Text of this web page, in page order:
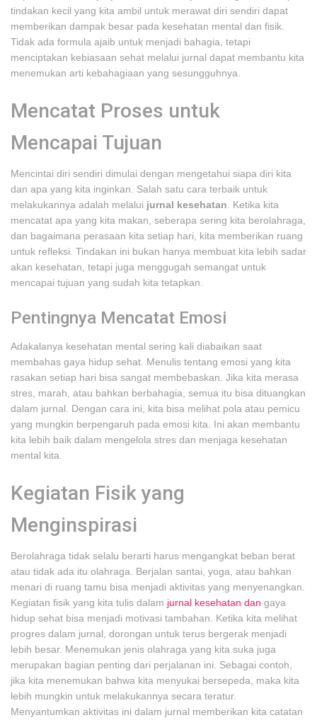
tindakan kecil yang kita ambil untuk merawat diri sendiri dapat
memberikan dampak besar pada kesehatan mental dan fisik.
Tidak ada formula ajaib untuk menjadi bahagia, tetapi
menciptakan kebiasaan sehat melalui jurnal dapat membantu kita
menemukan arti kebahagiaan yang sesungguhnya.
Mencatat Proses untuk
Mencapai Tujuan
Mencintai diri sendiri dimulai dengan mengetahui siapa diri kita
dan apa yang kita inginkan. Salah satu cara terbaik untuk
melakukannya adalah melalui jurnal kesehatan . Ketika kita
mencatat apa yang kita makan, seberapa sering kita berolahraga,
dan bagaimana perasaan kita setiap hari, kita memberikan ruang
untuk refleksi. Tindakan ini bukan hanya membuat kita lebih sadar
akan kesehatan, tetapi juga menggugah semangat untuk
mencapai tujuan yang sudah kita tetapkan.
Pentingnya Mencatat Emosi
Adakalanya kesehatan mental sering kali diabaikan saat
membahas gaya hidup sehat. Menulis tentang emosi yang kita
rasakan setiap hari bisa sangat membebaskan. Jika kita merasa
stres, marah, atau bahkan berbahagia, semua itu bisa dituangkan
dalam jurnal. Dengan cara ini, kita bisa melihat pola atau pemicu
yang mungkin berpengaruh pada emosi kita. Ini akan membantu
kita lebih baik dalam mengelola stres dan menjaga kesehatan
mental kita.
Kegiatan Fisik yang
Menginspirasi
Berolahraga tidak selalu berarti harus mengangkat beban berat
atau tidak ada itu olahraga. Berjalan santai, yoga, atau bahkan
menari di ruang tamu bisa menjadi aktivitas yang menyenangkan.
Kegiatan fisik yang kita tulis dalam jurnal kesehatan dan gaya
hidup sehat bisa menjadi motivasi tambahan. Ketika kita melihat
progres dalam jurnal, dorongan untuk terus bergerak menjadi
lebih besar. Menemukan jenis olahraga yang kita suka juga
merupakan bagian penting dari perjalanan ini. Sebagai contoh,
jika kita menemukan bahwa kita menyukai bersepeda, maka kita
lebih mungkin untuk melakukannya secara teratur.
Menyantumkan aktivitas ini dalam jurnal memberikan kita catatan